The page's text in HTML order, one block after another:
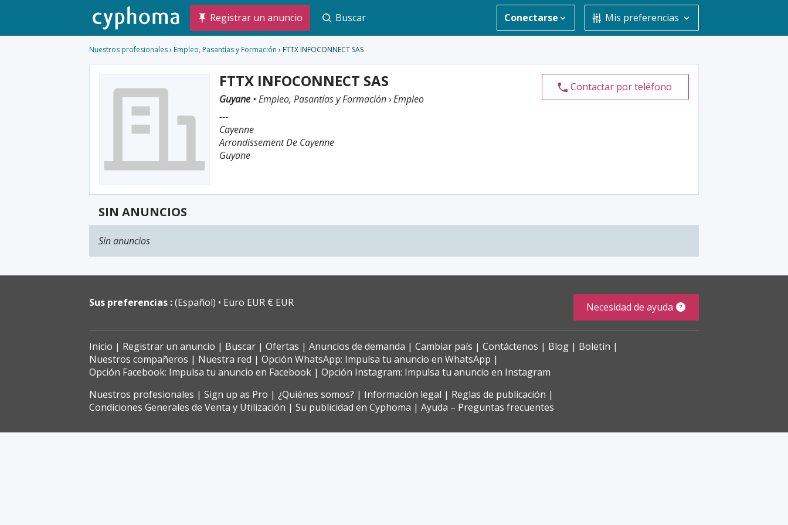
Registrar un anuncio Buscar Conectarse Mis preferencias
Nuestros profesionales› Empleo, Pasantías y Formación › FTTX INFOCONNECT SAS
FTTX INFOCONNECT SAS
Guyane • Empleo, Pasantías y Formación › Empleo
---
Cayenne
Arrondissement De Cayenne
Guyane
Contactar por teléfono
SIN ANUNCIOS
Sin anuncios
Sus preferencias :(Español) Euro EUR € EUR Necesidad de ayuda
Inicio Registrar un anuncio Buscar Ofertas Anuncios de demanda Cambiar país Contáctenos Blog
Boletín
Nuestros compañeros
Nuestra red
Opción WhatsApp: Impulsa tu anuncio en WhatsApp
Opción Facebook: Impulsa tu anuncio en Facebook
Opción Instagram: Impulsa tu anuncio en Instagram
Nuestros profesionales
Sign up as Pro ¿Quiénes somos? Información legal
Reglas de publicación
Condiciones Generales de Venta y Utilización
Su publicidad en Cyphoma Ayuda – Preguntas frecuentes